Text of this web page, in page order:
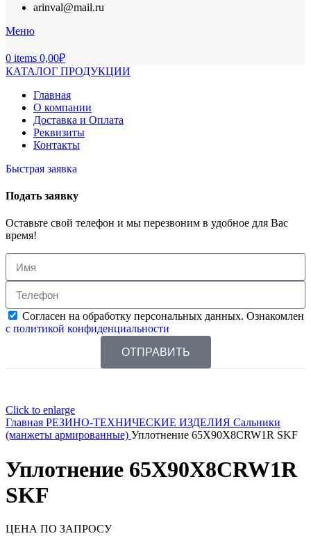
arinval@mail.ru
Меню
0 items 0,00₽
КАТАЛОГ ПРОДУКЦИИ
Главная
О компании
Доставка и Оплата
Реквизиты
Контакты
Быстрая заявка
Подать заявку
Оставьте свой телефон и мы перезвоним в удобное для Вас
время!
Согласен на обработку персональных данных. Ознакомлен
с политикой конфиденциальности
ОТПРАВИТЬ
Click to enlarge
Главная РЕЗИНО-ТЕХНИЧЕСКИЕ ИЗДЕЛИЯ Сальники
(манжеты армированные) Уплотнение 65X90X8CRW1R SKF
Уплотнение 65X90X8CRW1R
SKF
ЦЕНА ПО ЗАПРОСУ